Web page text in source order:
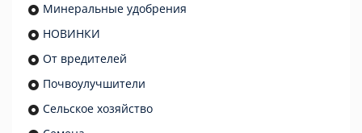
Минеральные удобрения
НОВИНКИ
От вредителей
Почвоулучшители
Сельское хозяйство